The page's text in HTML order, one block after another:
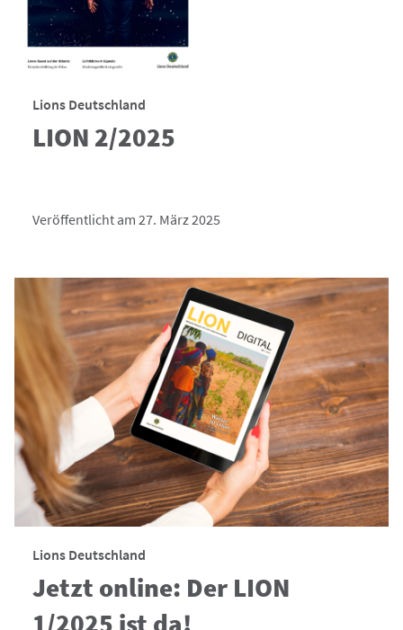
Lions Deutschland
LION 2/2025
Veröffentlicht am 27. März 2025
Lions Deutschland
Jetzt online: Der LION